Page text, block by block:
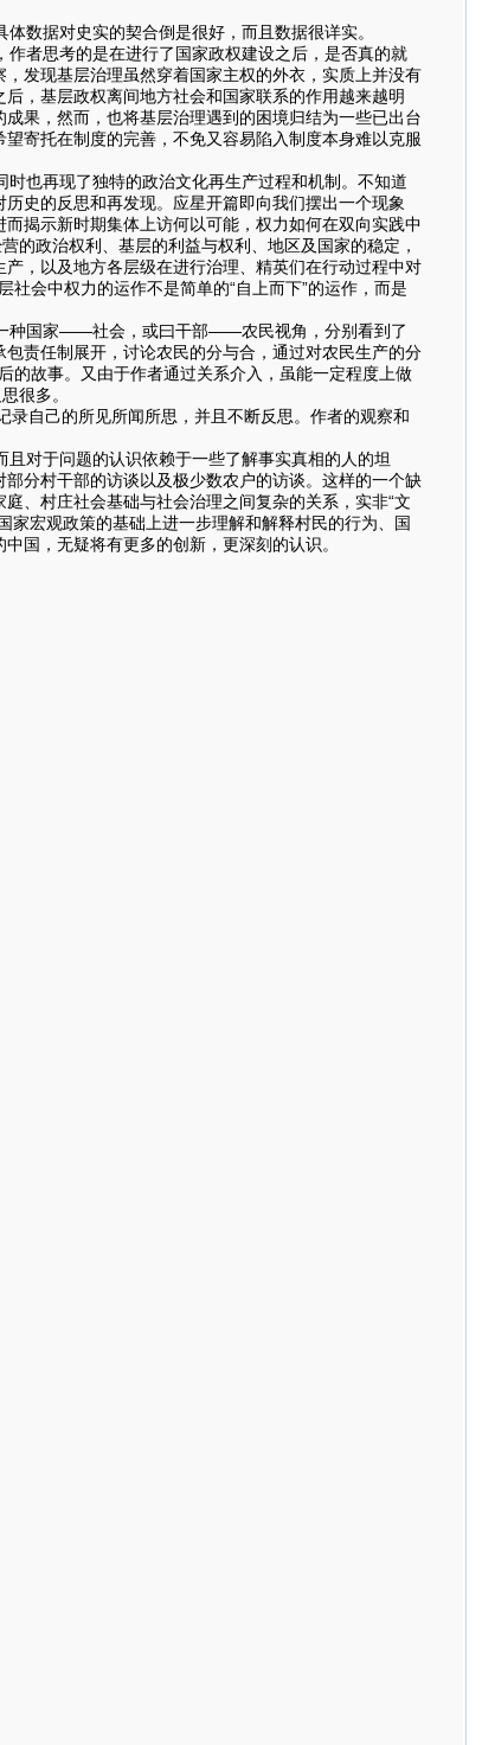
数据对史实的契合倒是很好，而且数据很详实。
者思考的是在进行了国家政权建设之后，是否真的就
发现基层治理虽然穿着国家主权的外衣，实质上并没有
，基层政权离间地方社会和国家联系的作用越来越明
果，然而，也将基层治理遇到的困境归结为一些已出台
寄托在制度的完善，不免又容易陷入制度本身难以克服
也再现了独特的政治文化再生产过程和机制。不知道
史的反思和再发现。应星开篇即向我们摆出一个现象
揭示新时期集体上访何以可能，权力如何在双向实践中
的政治权利、基层的利益与权利、地区及国家的稳定，
，以及地方各层级在进行治理、精英们在行动过程中对
社会中权力的运作不是简单的“自上而下”的运作，而是
种国家——社会，或曰干部——农民视角，分别看到了
责任制展开，讨论农民的分与合，通过对农民生产的分
的故事。又由于作者通过关系介入，虽能一定程度上做
很多。
自己的所见所闻所思，并且不断反思。作者的观察和
对于问题的认识依赖于一些了解事实真相的人的坦
分村干部的访谈以及极少数农户的访谈。这样的一个缺
、村庄社会基础与社会治理之间复杂的关系，实非“文
家宏观政策的基础上进一步理解和解释村民的行为、国
国，无疑将有更多的创新，更深刻的认识。